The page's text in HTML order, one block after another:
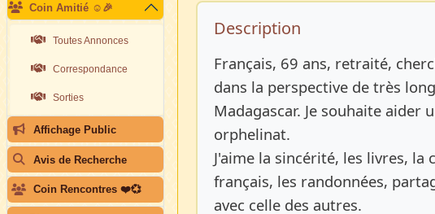
Coin Amitié ☺️🎉
Toutes Annonces
Correspondance
Sorties
Affichage Public
Avis de Recherche
Coin Rencontres ❤️💞
Description de
Description
Français, 69 ans, retraité,
dans la perspective de très
Madagascar. Je souhaite aider
orphelinat.
J'aime la sincérité, les livres, la
français, les randonnées,
avec celle des autres.